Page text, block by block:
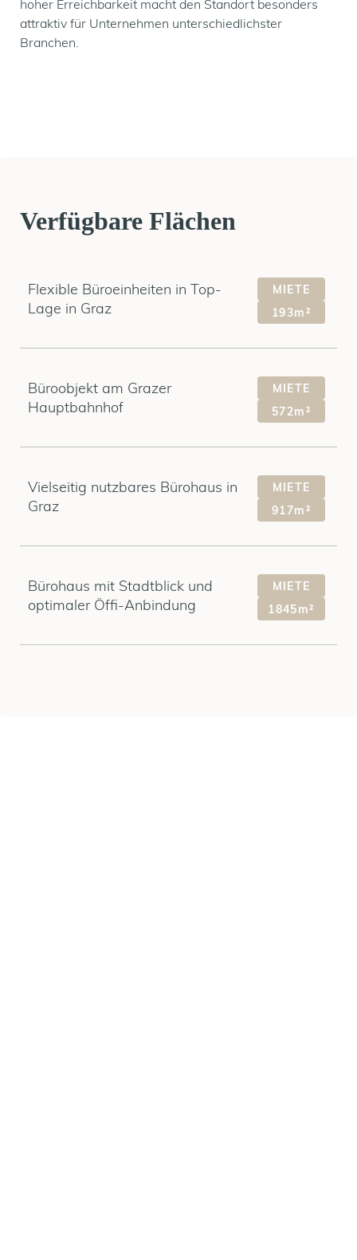
hoher Erreichbarkeit macht den Standort besonders
attraktiv für Unternehmen unterschiedlichster
Branchen.
Verfügbare Flächen
Flexible Büroeinheiten in Top-
Lage in Graz
MIETE
193m²
Büroobjekt am Grazer
Hauptbahnhof
MIETE
572m²
Vielseitig nutzbares Bürohaus in
Graz
MIETE
917m²
Bürohaus mit Stadtblick und
optimaler Öffi-Anbindung
MIETE
1845m²